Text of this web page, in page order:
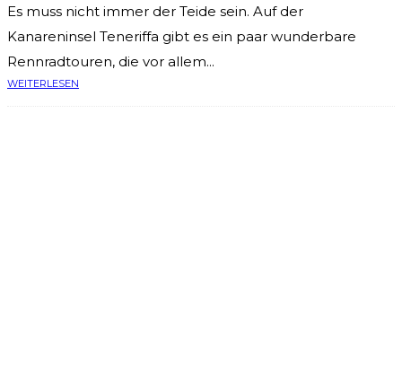
Es muss nicht immer der Teide sein. Auf der
Kanareninsel Teneriffa gibt es ein paar wunderbare
Rennradtouren, die vor allem...
WEITERLESEN